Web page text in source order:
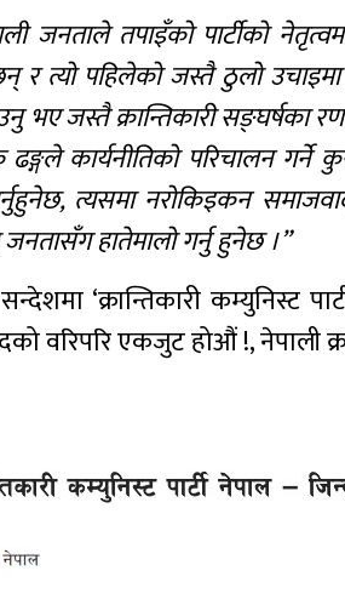
जनताले तपाइँको पार्टीको
र त्यो पहिलेको जस्तै ठुलो उचाइमा
भए जस्तै क्रान्तिकारी सङ्घर्षका
कार्यनीतिको परिचालन गर्ने
त्यसमा नरोकिइकन
जनतासँग हातेमालो गर्नु हुनेछ ।”
‘क्रान्तिकारी कम्युनिस्ट
वरिपरि एकजुट होऔं !, नेपाली